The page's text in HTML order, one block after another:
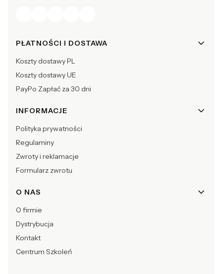
Linki w stopce
PŁATNOŚCI I DOSTAWA
Koszty dostawy PL
Koszty dostawy UE
PayPo Zapłać za 30 dni
INFORMACJE
Polityka prywatności
Regulaminy
Zwroty i reklamacje
Formularz zwrotu
O NAS
O firmie
Dystrybucja
Kontakt
Centrum Szkoleń